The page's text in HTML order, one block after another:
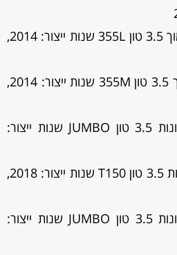
פורד טרנזיט 2.2 בינוני נמוך 3.5 טון 355L שנות ייצור: 2014,
פורד טרנזיט 2.2 קצר נמוך 3.5 טון 355M שנות ייצור: 2014,
פורד טרנזיט 3.2 בלי חלונות 3.5 טון JUMBO שנות ייצור:
פורד טרנזיט 3.2 בלי חלונות 3.5 טון T150 שנות ייצור: 2018,
פורד טרנזיט 3.2 עם חלונות 3.5 טון JUMBO שנות ייצור: